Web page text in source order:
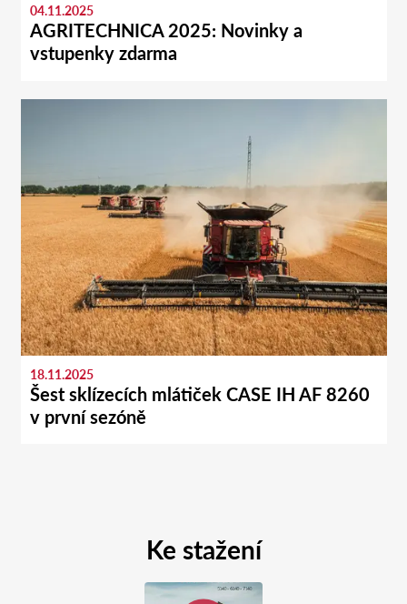
04.11.2025
AGRITECHNICA 2025: Novinky a
vstupenky zdarma
18.11.2025
Šest sklízecích mlátiček CASE IH AF 8260
v první sezóně
Ke stažení